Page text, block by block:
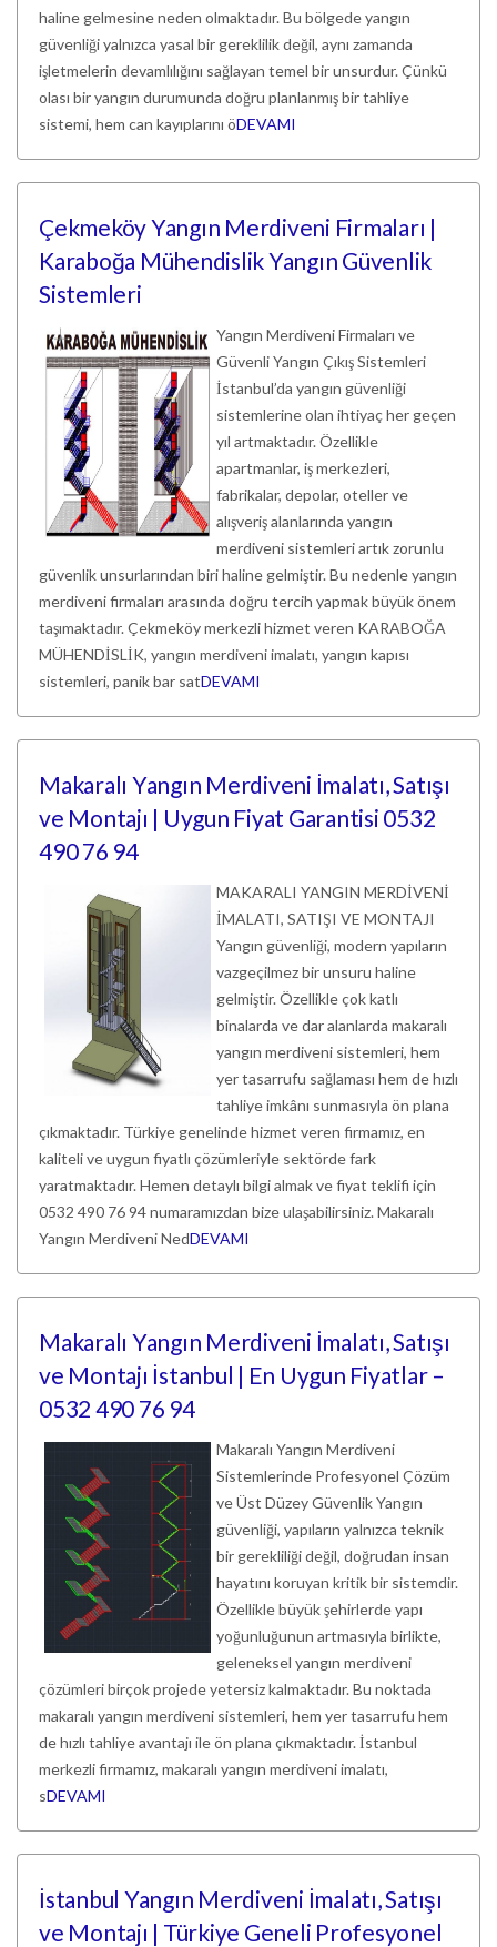
haline gelmesine neden olmaktadır. Bu bölgede yangın
güvenliği yalnızca yasal bir gereklilik değil, aynı zamanda
işletmelerin devamlılığını sağlayan temel bir unsurdur. Çünkü
olası bir yangın durumunda doğru planlanmış bir tahliye
sistemi, hem can kayıplarını öDEVAMI
Çekmeköy Yangın Merdiveni Firmaları |
Karaboğa Mühendislik Yangın Güvenlik
Sistemleri
Yangın Merdiveni Firmaları ve
Güvenli Yangın Çıkış Sistemleri
İstanbul’da yangın güvenliği
sistemlerine olan ihtiyaç her geçen
yıl artmaktadır. Özellikle
apartmanlar, iş merkezleri,
fabrikalar, depolar, oteller ve
alışveriş alanlarında yangın
merdiveni sistemleri artık zorunlu
güvenlik unsurlarından biri haline gelmiştir. Bu nedenle yangın
merdiveni firmaları arasında doğru tercih yapmak büyük önem
taşımaktadır. Çekmeköy merkezli hizmet veren KARABOĞA
MÜHENDİSLİK, yangın merdiveni imalatı, yangın kapısı
sistemleri, panik bar satDEVAMI
Makaralı Yangın Merdiveni İmalatı, Satışı
ve Montajı | Uygun Fiyat Garantisi 0532
490 76 94
MAKARALI YANGIN MERDİVENİ
İMALATI, SATIŞI VE MONTAJI
Yangın güvenliği, modern yapıların
vazgeçilmez bir unsuru haline
gelmiştir. Özellikle çok katlı
binalarda ve dar alanlarda makaralı
yangın merdiveni sistemleri, hem
yer tasarrufu sağlaması hem de hızlı
tahliye imkânı sunmasıyla ön plana
çıkmaktadır. Türkiye genelinde hizmet veren firmamız, en
kaliteli ve uygun fiyatlı çözümleriyle sektörde fark
yaratmaktadır. Hemen detaylı bilgi almak ve fiyat teklifi için
0532 490 76 94 numaramızdan bize ulaşabilirsiniz. Makaralı
Yangın Merdiveni NedDEVAMI
Makaralı Yangın Merdiveni İmalatı, Satışı
ve Montajı İstanbul | En Uygun Fiyatlar –
0532 490 76 94
Makaralı Yangın Merdiveni
Sistemlerinde Profesyonel Çözüm
ve Üst Düzey Güvenlik Yangın
güvenliği, yapıların yalnızca teknik
bir gerekliliği değil, doğrudan insan
hayatını koruyan kritik bir sistemdir.
Özellikle büyük şehirlerde yapı
yoğunluğunun artmasıyla birlikte,
geleneksel yangın merdiveni
çözümleri birçok projede yetersiz kalmaktadır. Bu noktada
makaralı yangın merdiveni sistemleri, hem yer tasarrufu hem
de hızlı tahliye avantajı ile ön plana çıkmaktadır. İstanbul
merkezli firmamız, makaralı yangın merdiveni imalatı,
sDEVAMI
İstanbul Yangın Merdiveni İmalatı, Satışı
ve Montajı | Türkiye Geneli Profesyonel